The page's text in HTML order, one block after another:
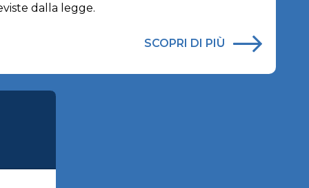
dalla legge.
SCOPRI DI PIÙ